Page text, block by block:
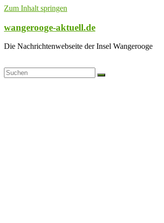
Zum Inhalt springen
wangerooge-aktuell.de
Die Nachrichtenwebseite der Insel Wangerooge